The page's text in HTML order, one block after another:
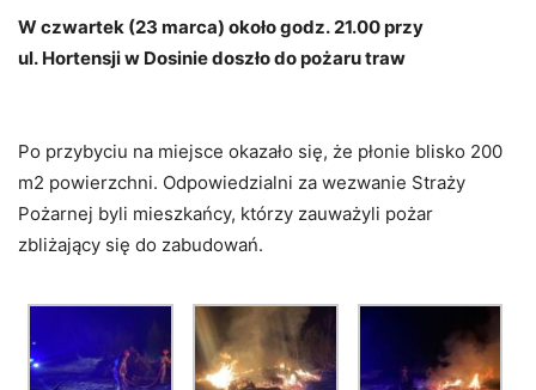
W czwartek (23 marca) około godz. 21.00 przy
ul. Hortensji w Dosinie doszło do pożaru traw
Po przybyciu na miejsce okazało się, że płonie blisko 200
m2 powierzchni. Odpowiedzialni za wezwanie Straży
Pożarnej byli mieszkańcy, którzy zauważyli pożar
zbliżający się do zabudowań.